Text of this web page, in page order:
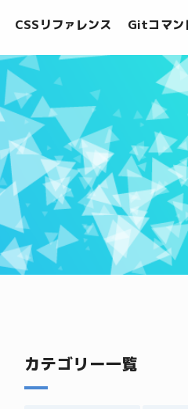
CSSリファレンス Gitコマン
カテゴリー一覧